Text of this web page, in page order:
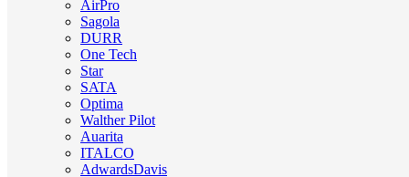
AirPro
Sagola
DURR
One Tech
Star
SATA
Optima
Walther Pilot
Auarita
ITALCO
AdwardsDavis